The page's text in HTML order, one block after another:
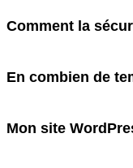
Comment la
En combien de
Mon site